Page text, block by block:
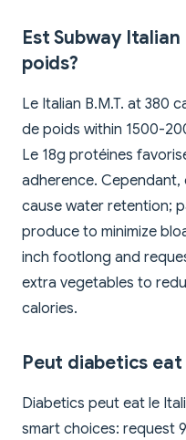
Est Subway
poids?
Le Italian B.M.T. at 380
de poids within 1500-
Le 18g protéines
adherence. Cependant,
cause water retention;
produce to minimize
inch footlong and
extra vegetables to
calories.
Peut diabetics eat
Diabetics peut eat le
smart choices: request